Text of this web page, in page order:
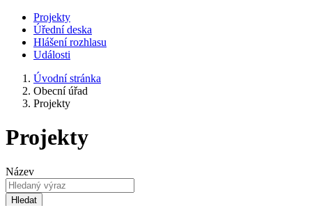
Projekty
Úřední deska
Hlášení rozhlasu
Události
Úvodní stránka
Obecní úřad
Projekty
Projekty
Název
Hledat